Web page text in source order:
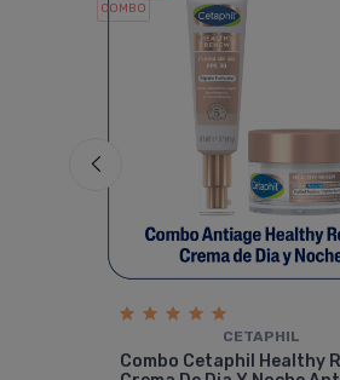
COMBO
CETAPHIL
Combo Cetaphil Healthy